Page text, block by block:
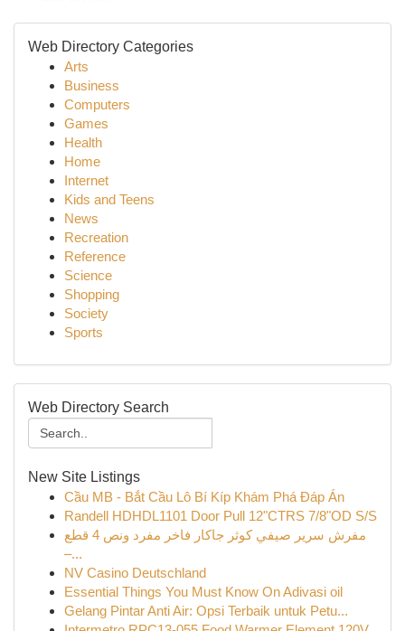
Web Directory Categories
Arts
Business
Computers
Games
Health
Home
Internet
Kids and Teens
News
Recreation
Reference
Science
Shopping
Society
Sports
Web Directory Search
New Site Listings
Cầu MB - Bắt Cầu Lô Bí Kíp Khám Phá Đáp Án
Randell HDHDL1101 Door Pull 12"CTRS 7/8"OD S/S
مفرش سرير صيفي كوثر جاكار فاخر مفرد ونص 4 قطع
–...
NV Casino Deutschland
Essential Things You Must Know On Adivasi oil
Gelang Pintar Anti Air: Opsi Terbaik untuk Petu...